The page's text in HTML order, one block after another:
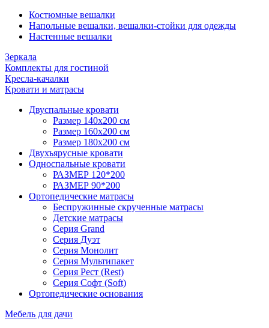
Костюмные вешалки
Напольные вешалки, вешалки-стойки для одежды
Настенные вешалки
Зеркала
Комплекты для гостиной
Кресла-качалки
Кровати и матрасы
Двуспальные кровати
Размер 140х200 см
Размер 160х200 см
Размер 180х200 см
Двухъярусные кровати
Односпальные кровати
РАЗМЕР 120*200
РАЗМЕР 90*200
Ортопедические матрасы
Беспружинные скрученные матрасы
Детские матрасы
Серия Grand
Серия Дуэт
Серия Монолит
Серия Мультипакет
Серия Рест (Rest)
Серия Софт (Soft)
Ортопедические основания
Мебель для дачи